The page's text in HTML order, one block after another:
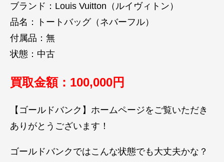
ブランド：Louis Vuitton（ルイヴィトン）
品名：トートバッグ（ネバーフル）
付属品：無
状態：中古
買取金額：100,000円
【ゴールドバンク】ホームページをご覧いただき
ありがとうございます！
ゴールドバンクではこんな状態でも大丈夫かな？